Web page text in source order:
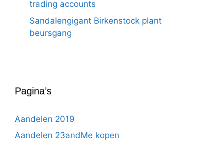
trading accounts
Sandalengigant Birkenstock plant
beursgang
Pagina’s
Aandelen 2019
Aandelen 23andMe kopen